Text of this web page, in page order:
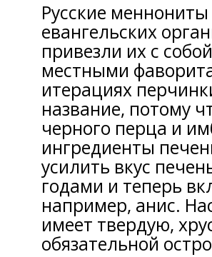
Русские
евангельских
привезли их с
местными
итерациях
название, потому
черного перца и
ингредиенты
усилить вкус
годами и теперь
например, анис.
имеет твердую,
обязательной